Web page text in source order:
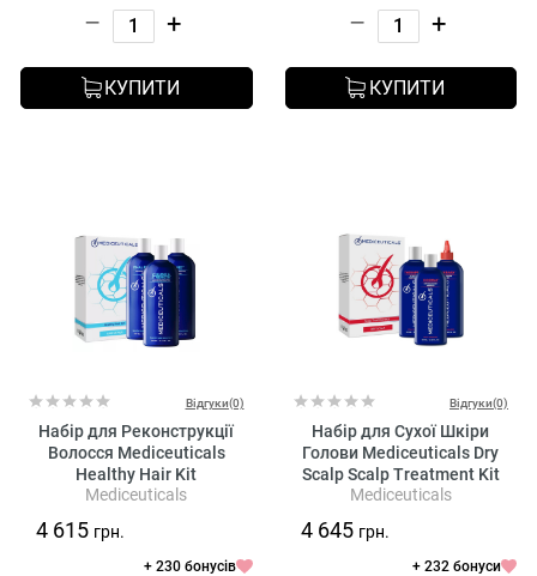
– +
КУПИТИ
– +
КУПИТИ
Відгуки(0)
Набір для Реконструкції
Волосся Mediceuticals
Healthy Hair Kit
Mediceuticals
4 615 грн.
+ 230 бонусів
Відгуки(0)
Набір для Сухої Шкіри
Голови Mediceuticals Dry
Scalp Scalp Treatment Kit
Mediceuticals
4 645 грн.
+ 232 бонуси